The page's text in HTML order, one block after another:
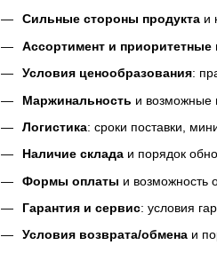
Сильные стороны продукта и
Ассортимент и приоритетные
Условия ценообразования:
Маржинальность и возможные
Логистика: сроки поставки,
Наличие склада и порядок
Формы оплаты и возможность
Гарантия и сервис: условия
Условия возврата/обмена и